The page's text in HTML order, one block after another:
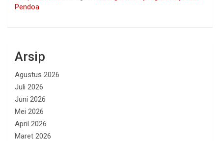
Pendoa
Arsip
Agustus 2026
Juli 2026
Juni 2026
Mei 2026
April 2026
Maret 2026